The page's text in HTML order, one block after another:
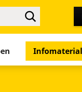
Infomaterial